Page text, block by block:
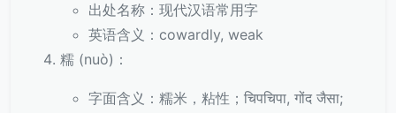
出处名称：现代汉语常用字
英语含义：cowardly, weak
糯 (nuò)：
字面含义：糯米，粘性；चिपचिपा, गोंद जैसा;